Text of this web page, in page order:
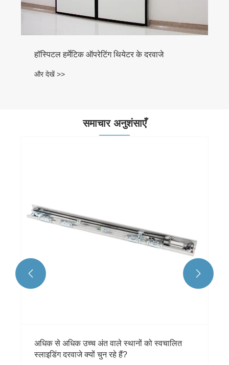
हॉस्पिटल हर्मेटिक ऑपरेटिंग थियेटर के दरवाजे
और देखें >>
समाचार अनुशंसाएँ
अधिक से अधिक उच्च अंत वाले स्थानों को स्वचालित
स्लाइडिंग दरवाजे क्यों चुन रहे हैं?
 